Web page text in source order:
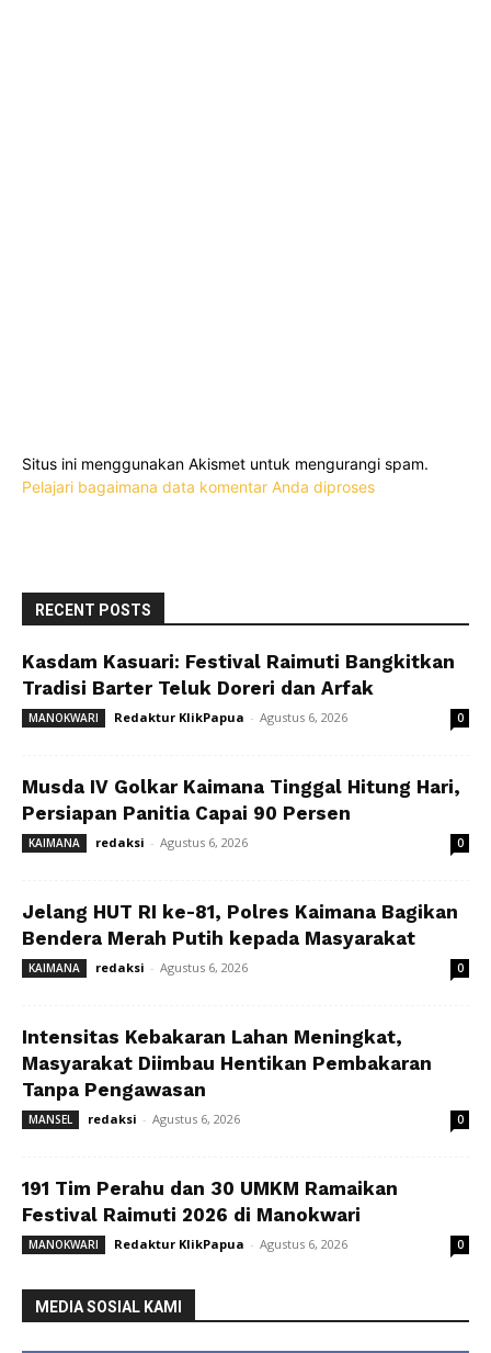
Situs ini menggunakan Akismet untuk mengurangi spam.
Pelajari bagaimana data komentar Anda diproses
RECENT POSTS
Kasdam Kasuari: Festival Raimuti Bangkitkan
Tradisi Barter Teluk Doreri dan Arfak
MANOKWARI Redaktur KlikPapua - Agustus 6, 2026 0
Musda IV Golkar Kaimana Tinggal Hitung Hari,
Persiapan Panitia Capai 90 Persen
KAIMANA redaksi - Agustus 6, 2026 0
Jelang HUT RI ke-81, Polres Kaimana Bagikan
Bendera Merah Putih kepada Masyarakat
KAIMANA redaksi - Agustus 6, 2026 0
Intensitas Kebakaran Lahan Meningkat,
Masyarakat Diimbau Hentikan Pembakaran
Tanpa Pengawasan
MANSEL redaksi - Agustus 6, 2026 0
191 Tim Perahu dan 30 UMKM Ramaikan
Festival Raimuti 2026 di Manokwari
MANOKWARI Redaktur KlikPapua - Agustus 6, 2026 0
MEDIA SOSIAL KAMI